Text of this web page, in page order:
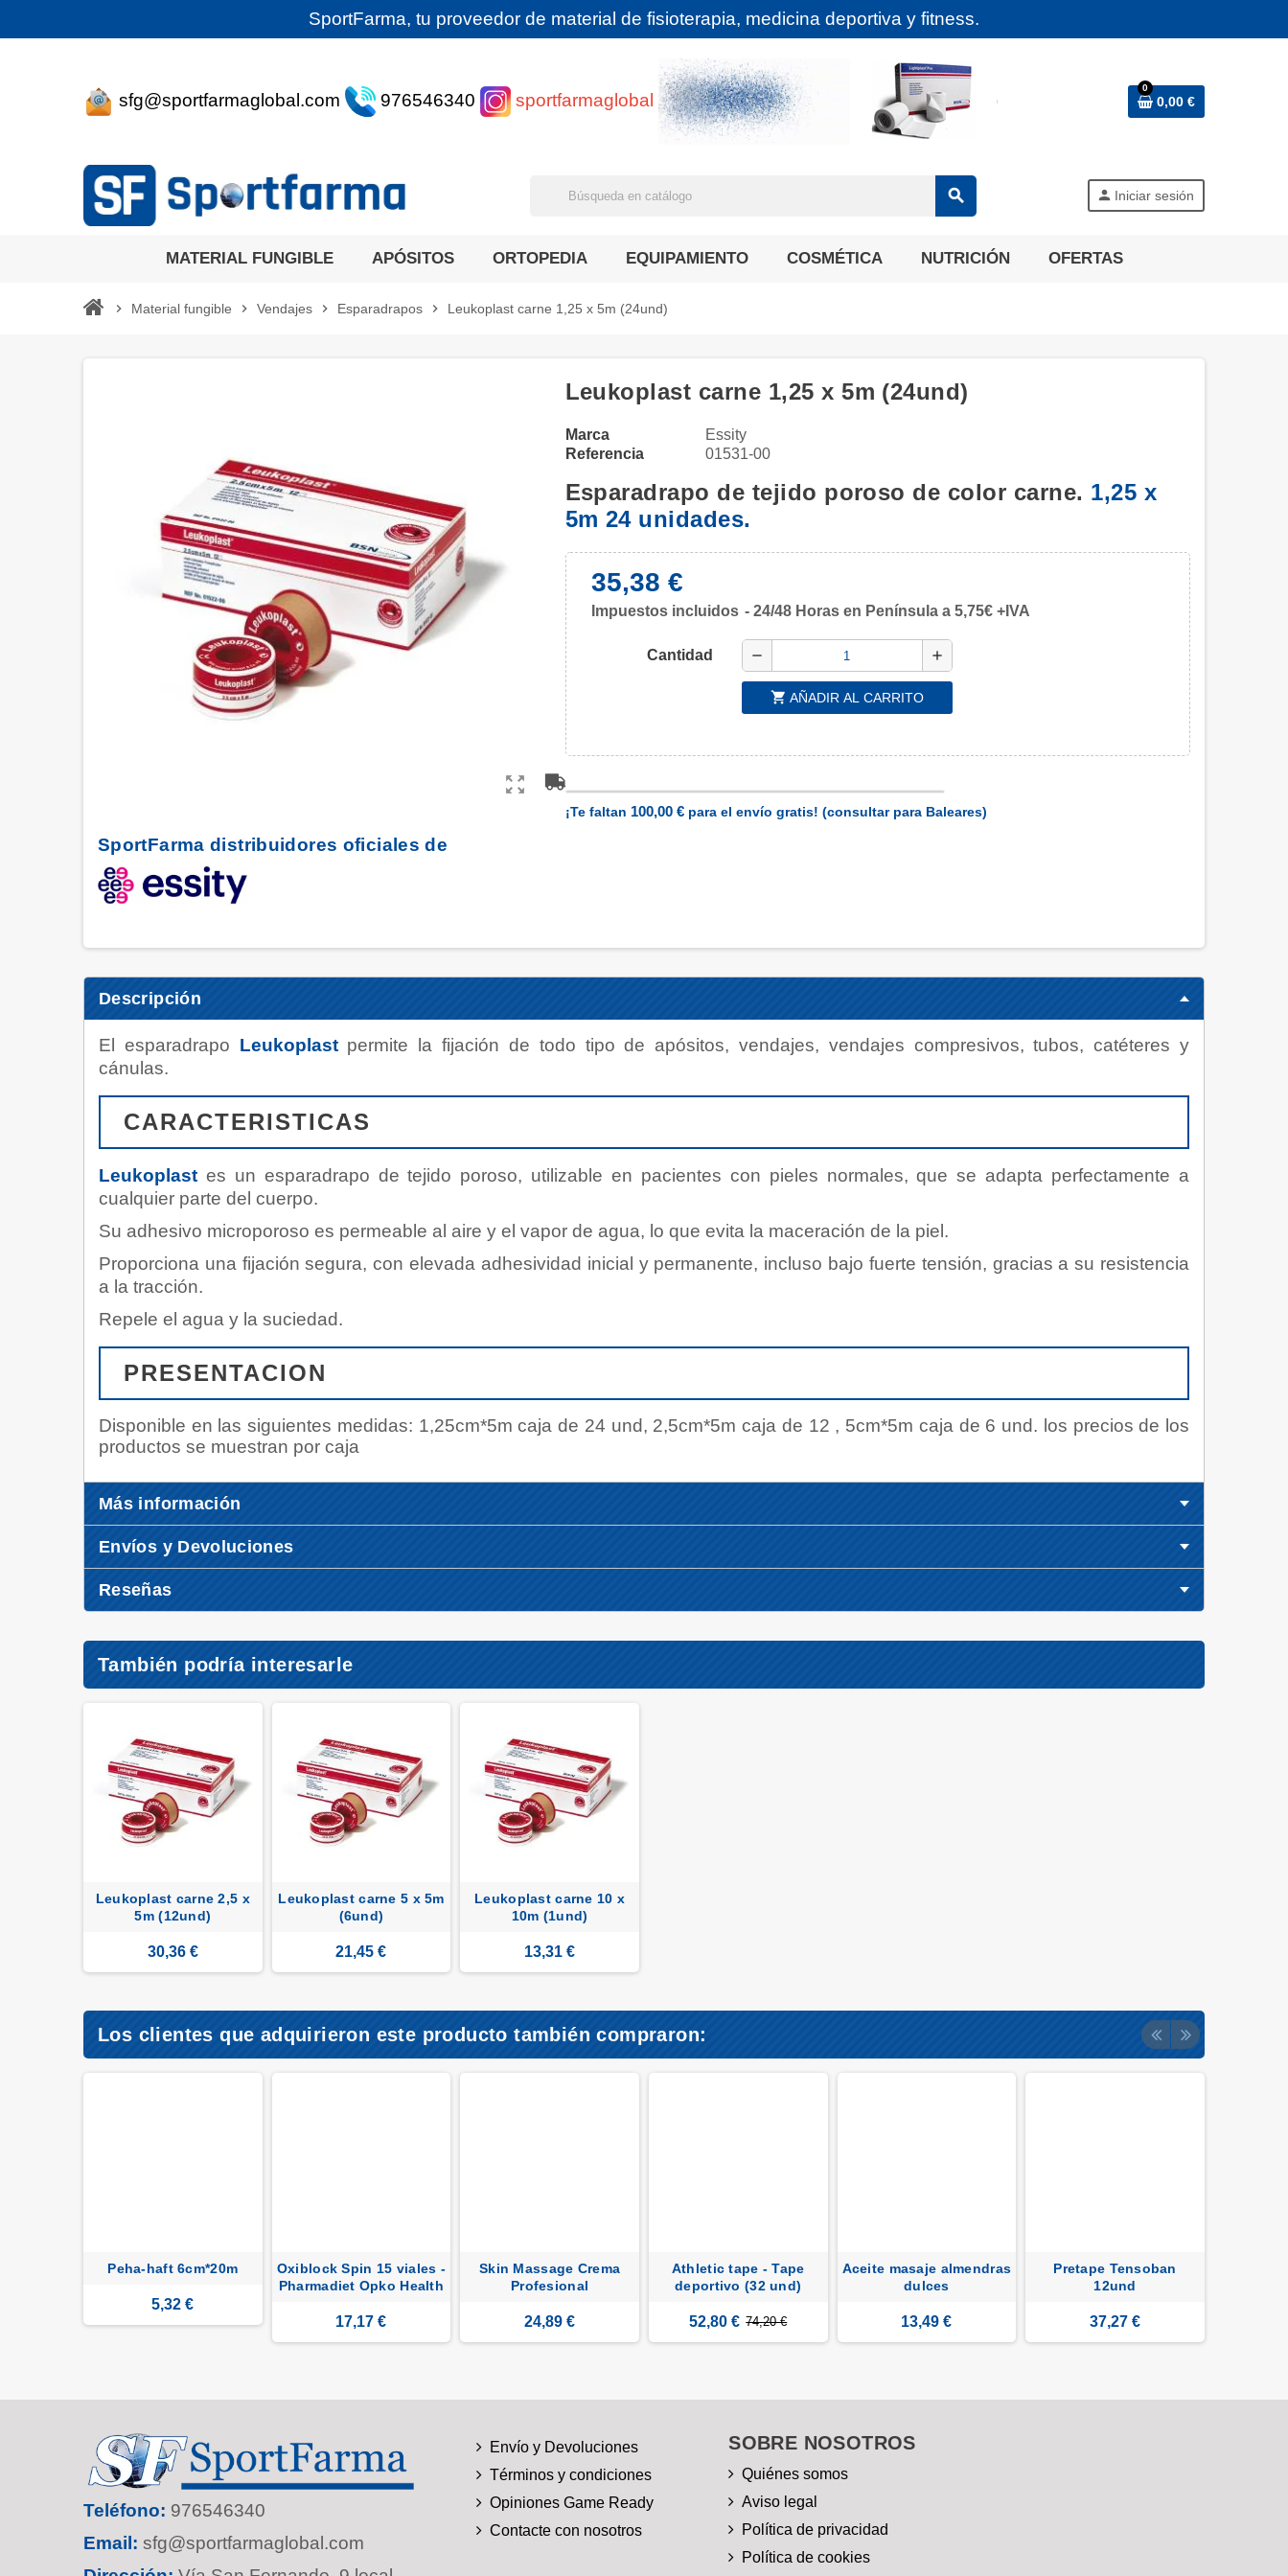
SportFarma, tu proveedor de material de fisioterapia, medicina deportiva y fitness.
sfg@sportfarmaglobal.com 976546340 sportfarmaglobal
0
0,00 €
search person Iniciar sesión
MATERIAL FUNGIBLE APÓSITOS ORTOPEDIA EQUIPAMIENTO COSMÉTICA NUTRICIÓN OFERTAS
chevron_right Material fungible chevron_right Vendajes chevron_right Esparadrapos chevron_right Leukoplast carne 1,25 x 5m (24und)
zoom_out_map
SportFarma distribuidores oficiales de
Leukoplast carne 1,25 x 5m (24und)
Marca
Essity
Referencia
01531-00
Esparadrapo de tejido poroso de color carne. 1,25 x
5m 24 unidades.
35,38 €
Impuestos incluidos 24/48 Horas en Península a 5,75€ +IVA
Cantidad remove add
shopping_cart AÑADIR AL CARRITO
¡Te faltan 100,00 €para el envío gratis! (consultar para Baleares)
Descripción
El esparadrapo Leukoplast permite la fijación de todo tipo de apósitos, vendajes, vendajes compresivos, tubos, catéteres y
cánulas.
CARACTERISTICAS
Leukoplast es un esparadrapo de tejido poroso, utilizable en pacientes con pieles normales, que se adapta perfectamente a
cualquier parte del cuerpo.
Su adhesivo microporoso es permeable al aire y el vapor de agua, lo que evita la maceración de la piel.
Proporciona una fijación segura, con elevada adhesividad inicial y permanente, incluso bajo fuerte tensión, gracias a su resistencia
a la tracción.
Repele el agua y la suciedad.
PRESENTACION
Disponible en las siguientes medidas: 1,25cm*5m caja de 24 und, 2,5cm*5m caja de 12 , 5cm*5m caja de 6 und. los precios de los
productos se muestran por caja
Más información
Envíos y Devoluciones
Reseñas
También podría interesarle
Leukoplast carne 2,5 x
5m (12und)
30,36 €
Leukoplast carne 5 x 5m
(6und)
21,45 €
Leukoplast carne 10 x
10m (1und)
13,31 €
Los clientes que adquirieron este producto también compraron:
Peha-haft 6cm*20m
5,32 €
Oxiblock Spin 15 viales -
Pharmadiet Opko Health
17,17 €
Skin Massage Crema
Profesional
24,89 €
Athletic tape - Tape
deportivo (32 und)
52,80 € 74,20 €
Aceite masaje almendras
dulces
13,49 €
Pretape Tensoban
12und
37,27 €
Teléfono: 976546340
Email: sfg@sportfarmaglobal.com
Envío y Devoluciones
Términos y condiciones
Opiniones Game Ready
Contacte con nosotros
SOBRE NOSOTROS
Quiénes somos
Aviso legal
Política de privacidad
Política de cookies